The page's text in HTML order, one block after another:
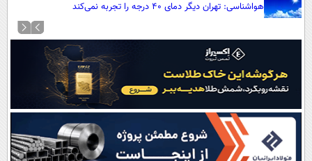
کردن
صفحه اول
آرشیو
نظرسنجی
آب و هوا
اوقات شرعی
پیوند ها
سواد زندگی
هواشناسی: تهران دیگر دمای ۴۰ درجه را تجربه نمی‌کند